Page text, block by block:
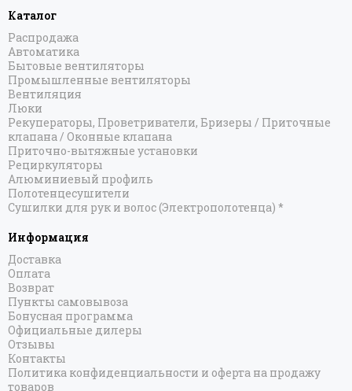
Версия-Б2
Версия-КБ
Версия-КН
Версия-Н1
Версия-Н2
Дуэт
Минор 0600
Минор 0601
Минор 0602
Тандем
Универсал-50
Универсал-51
Универсал-53
Универсал-54
Универсал-56
Универсал-58
Вердикт PRO
Кантата PRO
Нюанс PRO
Сатерленд PRO
Каталог
Распродажа
Автоматика
Бытовые вентиляторы
Промышленные вентиляторы
Вентиляция
Люки
Рекуператоры, Проветриватели, Бризеры / Приточные
клапана / Оконные клапана
Приточно-вытяжные установки
Рециркуляторы
Алюминиевый профиль
Полотенцесушители
Сушилки для рук и волос (Электрополотенца) *
Информация
Доставка
Оплата
Возврат
Пункты самовывоза
Бонусная программа
Официальные дилеры
Отзывы
Контакты
Политика конфиденциальности и оферта на продажу
товаров